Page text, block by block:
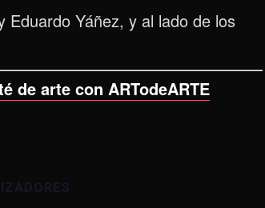
Yáñez, y al lado de los
de arte con ARTodeARTE